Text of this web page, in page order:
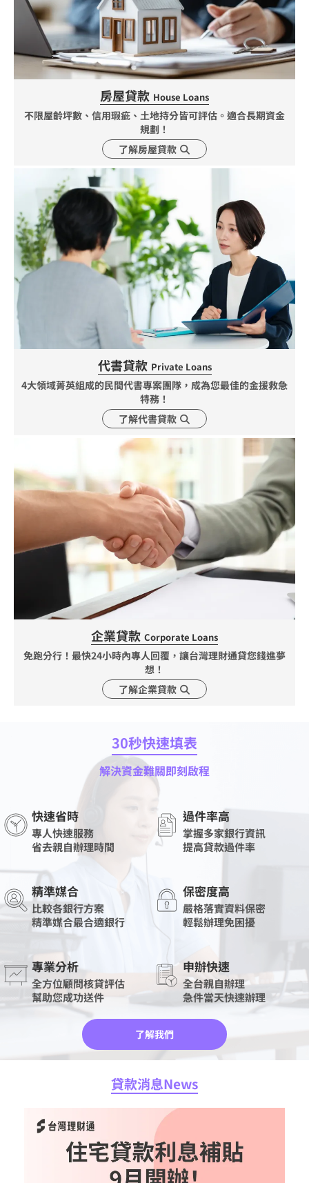
房屋貸款 House Loans
不限屋齡坪數、信用瑕疵、土地持分皆可評估。適合長期資金
規劃！
了解房屋貸款
代書貸款 Private Loans
4大領域菁英組成的民間代書專案團隊，成為您最佳的金援救急
特務！
了解代書貸款
企業貸款 Corporate Loans
免跑分行！最快24小時內專人回覆，讓台灣理財通貸您錢進夢
想！
了解企業貸款
30秒快速填表
解決資金難關即刻啟程
快速省時
專人快速服務
省去親自辦理時間
過件率高
掌握多家銀行資訊
提高貸款過件率
精準媒合
比較各銀行方案
精準媒合最合適銀行
保密度高
嚴格落實資料保密
輕鬆辦理免困擾
專業分析
全方位顧問核貸評估
幫助您成功送件
申辦快速
全台親自辦理
急件當天快速辦理
了解我們
貸款消息News